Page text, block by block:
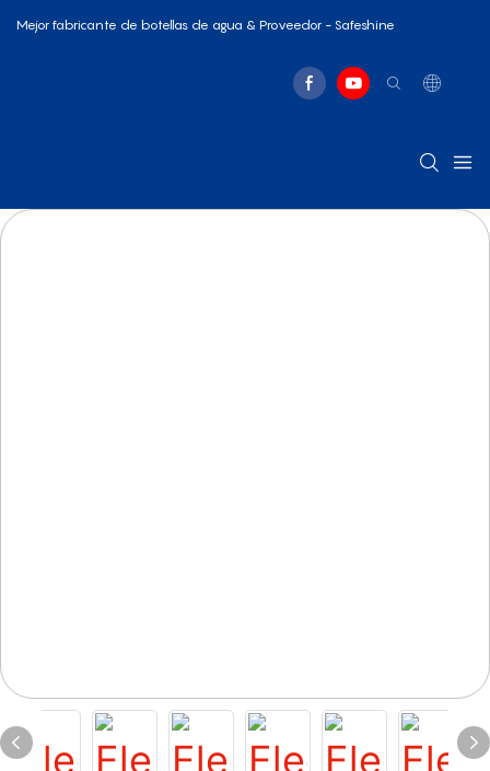
Mejor fabricante de botellas de agua & Proveedor - Safeshine